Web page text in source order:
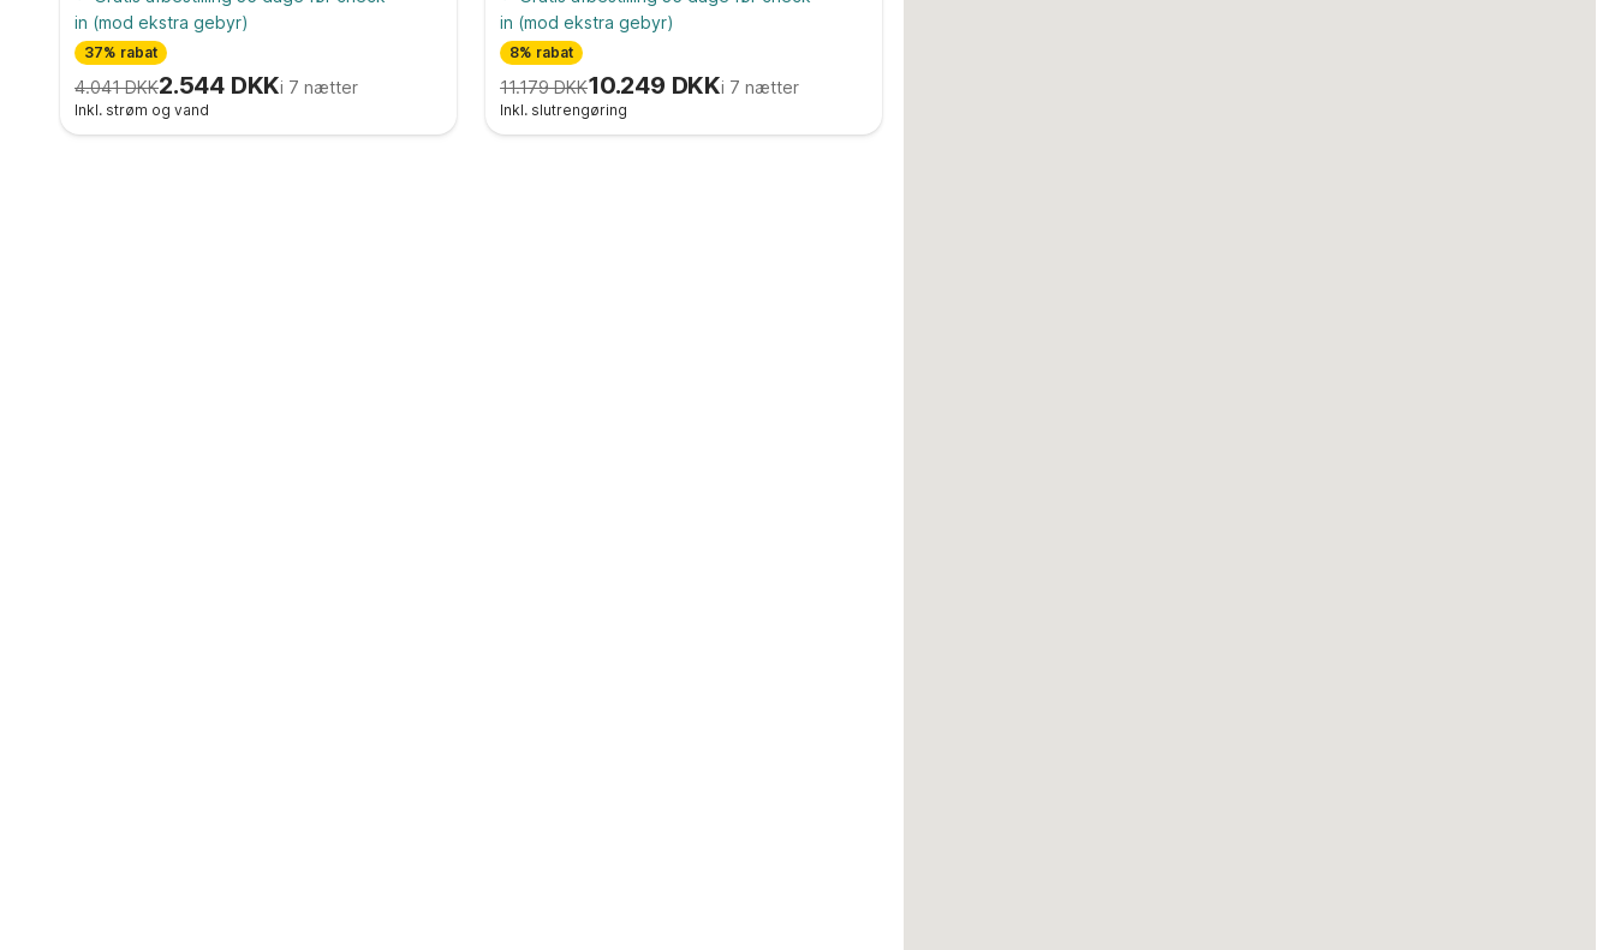
in (mod ekstra gebyr)
37% rabat
4.041 DKK2.544 DKKi 7 nætter
Inkl. strøm og vand
in (mod ekstra gebyr)
8% rabat
11.179 DKK10.249 DKKi 7 nætter
Inkl. slutrengøring